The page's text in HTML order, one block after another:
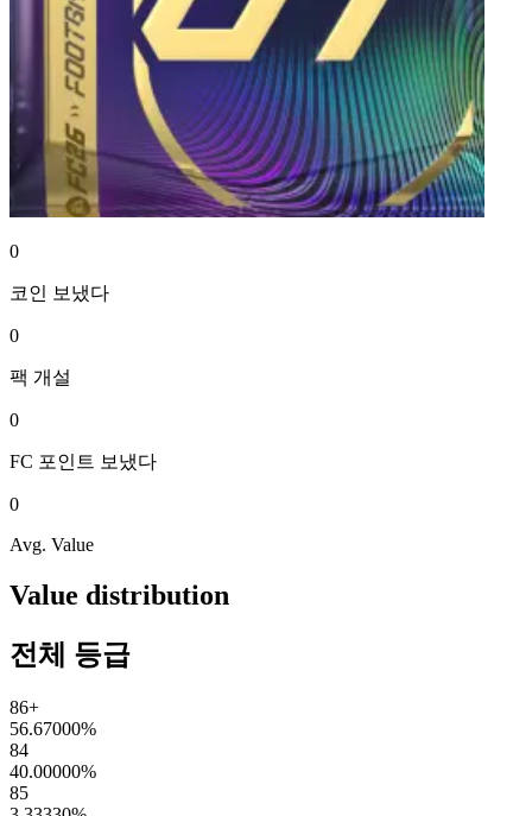
0
코인 보냈다
0
팩 개설
0
FC 포인트 보냈다
0
Avg. Value
Value distribution
전체 등급
86+
56.67000%
84
40.00000%
85